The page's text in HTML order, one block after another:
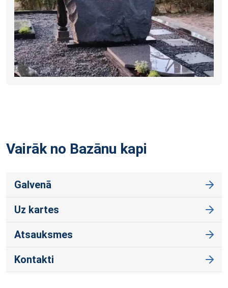
Vairāk no Bazānu kapi
Galvenā
Uz kartes
Atsauksmes
Kontakti